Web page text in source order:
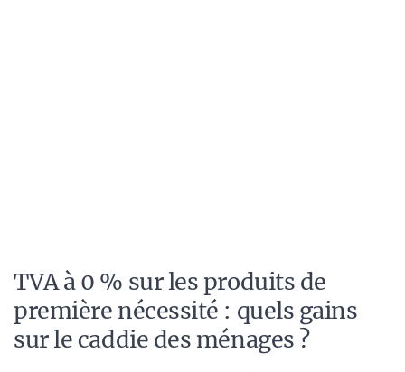
TVA à 0 % sur les produits de
première nécessité : quels gains
sur le caddie des ménages ?